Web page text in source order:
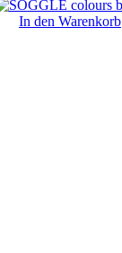
In den Warenkorb